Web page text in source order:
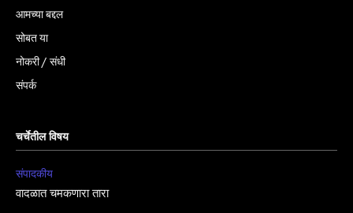
आमच्या बद्दल
सोबत या
नोकरी / संधी
संपर्क
चर्चेतील विषय
संपादकीय
वादळात चमकणारा तारा